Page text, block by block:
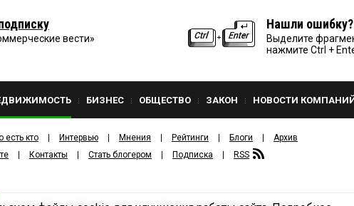
вести»
Нашли ошибку?
Выделите
нажмите Ctrl +
БИЗНЕС ОБЩЕСТВО ЗАКОН НОВОСТИ
есть кто Интервью Мнения Рейтинги Блоги
Архив
Контакты Стать блогером Подписка RSS